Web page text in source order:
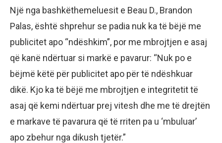
Një nga bashkëthemeluesit e Beau D., Brandon
Palas, është shprehur se padia nuk ka të bëjë me
publicitet apo “ndëshkim”, por me mbrojtjen e asaj
që kanë ndërtuar si markë e pavarur: “Nuk po e
bëjmë këtë për publicitet apo për të ndëshkuar
dikë. Kjo ka të bëjë me mbrojtjen e integritetit të
asaj që kemi ndërtuar prej vitesh dhe me të drejtën
e markave të pavarura që të rriten pa u ‘mbuluar’
apo zbehur nga dikush tjetër.”